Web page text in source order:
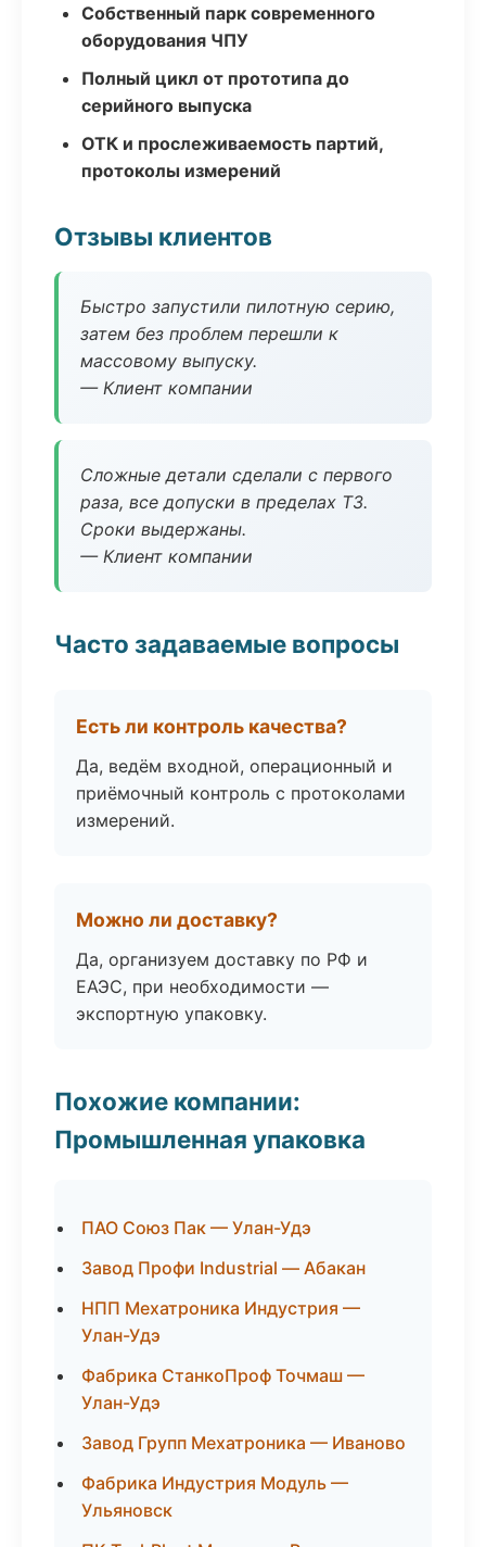
Собственный парк современного
оборудования ЧПУ
Полный цикл от прототипа до
серийного выпуска
ОТК и прослеживаемость партий,
протоколы измерений
Отзывы клиентов
Быстро запустили пилотную серию,
затем без проблем перешли к
массовому выпуску.
— Клиент компании
Сложные детали сделали с первого
раза, все допуски в пределах ТЗ.
Сроки выдержаны.
— Клиент компании
Часто задаваемые вопросы
Есть ли контроль качества?
Да, ведём входной, операционный и
приёмочный контроль с протоколами
измерений.
Можно ли доставку?
Да, организуем доставку по РФ и
ЕАЭС, при необходимости —
экспортную упаковку.
Похожие компании:
Промышленная упаковка
ПАО Союз Пак — Улан-Удэ
Завод Профи Industrial — Абакан
НПП Мехатроника Индустрия —
Улан-Удэ
Фабрика СтанкоПроф Точмаш —
Улан-Удэ
Завод Групп Мехатроника — Иваново
Фабрика Индустрия Модуль —
Ульяновск